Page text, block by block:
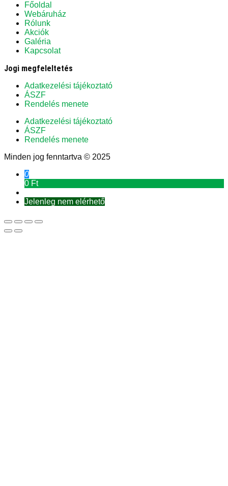
Főoldal
Webáruház
Rólunk
Akciók
Galéria
Kapcsolat
Jogi megfeleltetés
Adatkezelési tájékoztató
ÁSZF
Rendelés menete
Adatkezelési tájékoztató
ÁSZF
Rendelés menete
Minden jog fenntartva © 2025
0
0 Ft
Jelenleg nem elérhető